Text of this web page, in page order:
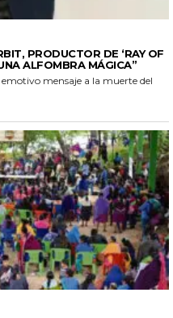
PRODUCTOR DE ‘RAY OF
ALFOMBRA MÁGICA”
mensaje a la muerte del